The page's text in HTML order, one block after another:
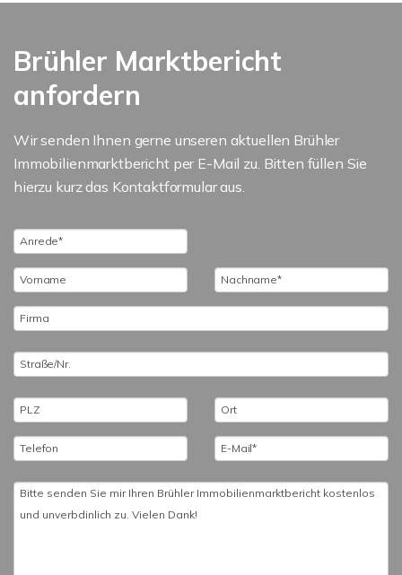
Brühler Marktbericht
anfordern
Wir senden Ihnen gerne unseren aktuellen Brühler
Immobilienmarktbericht per E-Mail zu. Bitten füllen Sie
hierzu kurz das Kontaktformular aus.